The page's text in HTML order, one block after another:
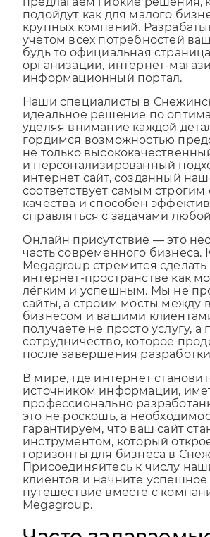
крупных компаний.
учетом всех потребностей
будь то официальная страница
организации, интернет-
информационный портал.
идеальное решение по
уделяя внимание каждой
гордимся возможностью
не только
и персонализированный
интернет сайт, созданный
соответствует самым строгим
качества и способен
справляться с задачами
часть современного бизнеса.
Megagroup стремится сделать
интернет-пространстве как
лёгким и успешным. Мы не
сайты, а строим мосты между
бизнесом и вашими
получаете не просто услугу, а
сотрудничество, которое
после завершения
источником информации,
профессионально
это не роскошь, а
гарантируем, что ваш сайт
инструментом, который
горизонты для бизнеса в
Присоединяйтесь к числу
клиентов и начните
путешествие вместе с
Megagroup.
Часто задаваемые